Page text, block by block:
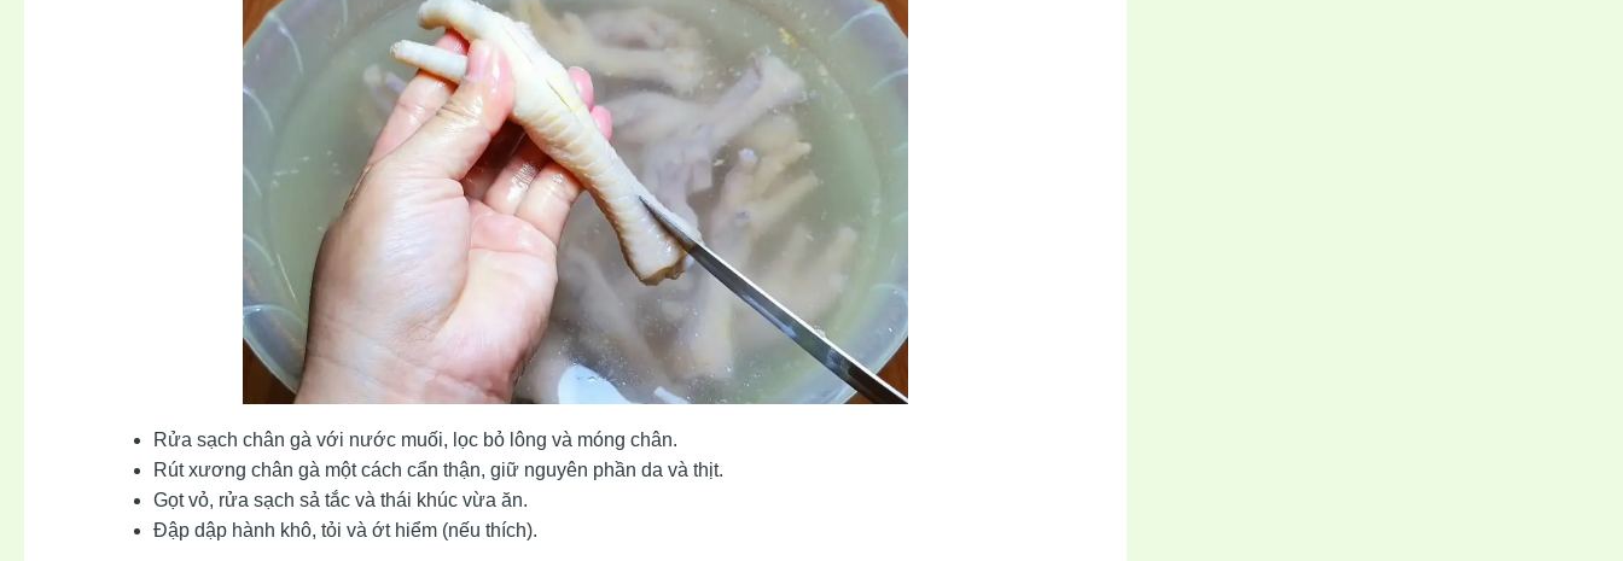
Rửa sạch chân gà với nước muối, lọc bỏ lông và móng chân.
Rút xương chân gà một cách cẩn thận, giữ nguyên phần da và thịt.
Gọt vỏ, rửa sạch sả tắc và thái khúc vừa ăn.
Đập dập hành khô, tỏi và ớt hiểm (nếu thích).